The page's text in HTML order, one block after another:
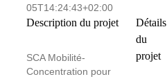
05T14:24:43+02:00
Description du projet
SCA Mobilité-
Concentration pour
Détails
du
projet